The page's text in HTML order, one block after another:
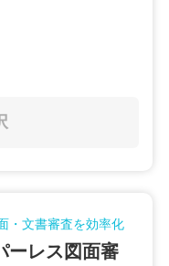
・文書審査を効率化
ーレス図面審